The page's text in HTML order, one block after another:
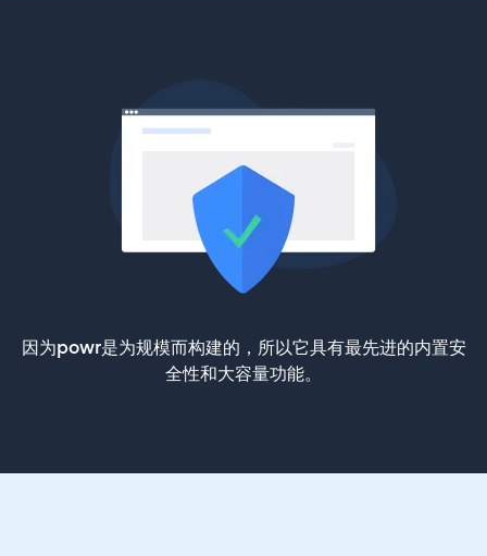
因为powr是为规模而构建的，所以它具有最先进的内置安
全性和大容量功能。